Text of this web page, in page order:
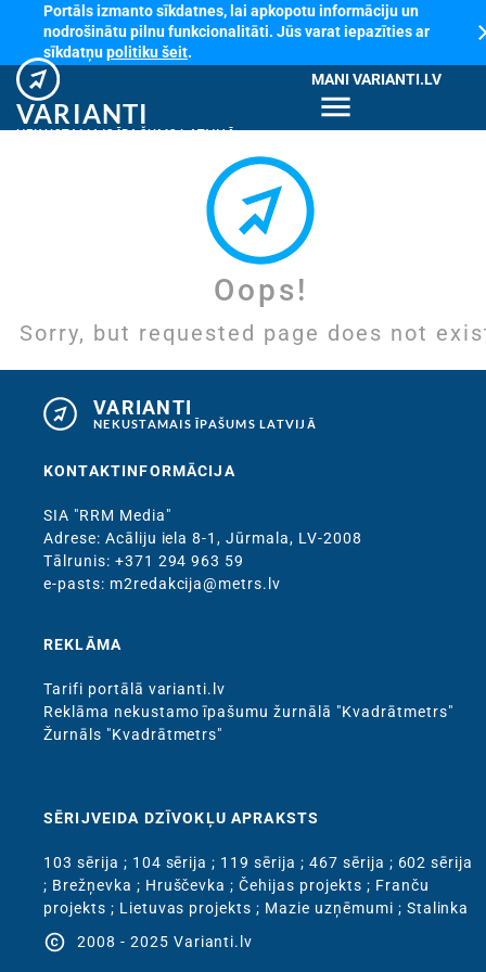
Portāls izmanto sīkdatnes, lai apkopotu informāciju un
nodrošinātu pilnu funkcionalitāti. Jūs varat iepazīties ar
sīkdatņupolitiku šeit.
VARIANTI
NEKUSTAMAIS ĪPAŠUMS LATVIJĀ
MANI VARIANTI.LV
menu
Oops!
Sorry, but requested page does not
VARIANTI
NEKUSTAMAIS ĪPAŠUMS LATVIJĀ
KONTAKTINFORMĀCIJA
SIA "RRM Media"
Adrese: Acāliju iela 8-1, Jūrmala, LV-2008
Тālrunis: +371 294 963 59
e-pasts: m2redakcija@metrs.lv
REKLĀMA
Tarifi portālā varianti.lv
Reklāma nekustamo īpašumu žurnālā "Kvadrātmetrs"
Žurnāls "Kvadrātmetrs"
SĒRIJVEIDA DZĪVOKĻU APRAKSTS
103 sērija ; 104 sērija ; 119 sērija ; 467 sērija ; 602 sērija
; Brežņevka ; Hruščevka ;Čehijas projekts ; Franču
projekts ; Lietuvas projekts ; Mazie uzņēmumi ; Stalinka
copyright 2008 - 2025 Varianti.lv